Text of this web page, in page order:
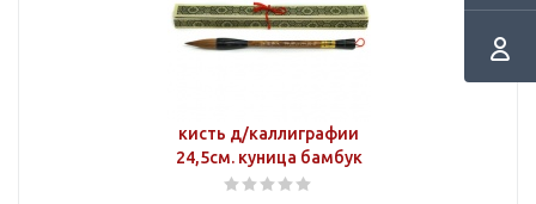
кисть д/каллиграфии
24,5см. куница бамбук